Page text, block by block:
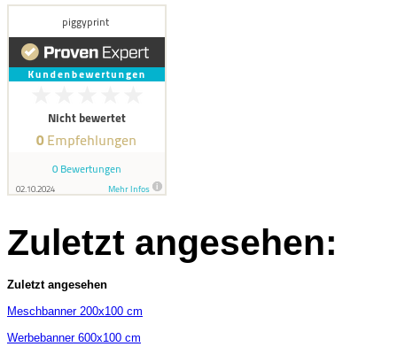
Zuletzt angesehen:
Zuletzt angesehen
Meschbanner 200x100 cm
Werbebanner 600x100 cm